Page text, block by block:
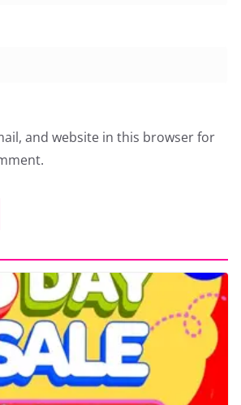
and website in this browser for